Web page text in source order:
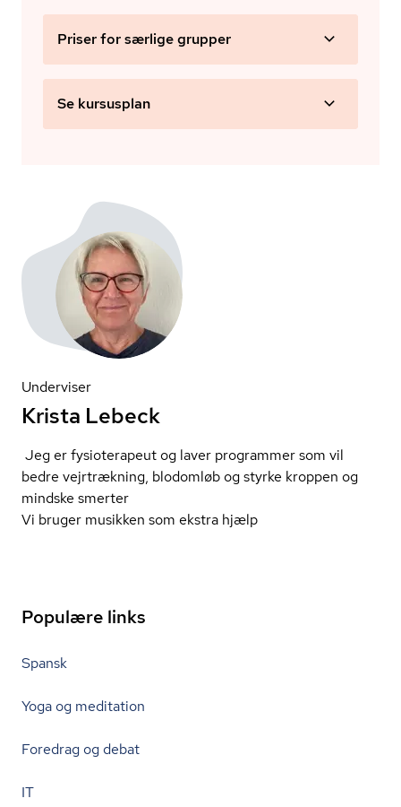
Priser for særlige grupper
Se kursusplan
Underviser
Krista Lebeck
Jeg er fysioterapeut og laver programmer som vil
bedre vejrtrækning, blodomløb og styrke kroppen og
mindske smerter
Vi bruger musikken som ekstra hjælp
Populære links
Spansk
Yoga og meditation
Foredrag og debat
IT